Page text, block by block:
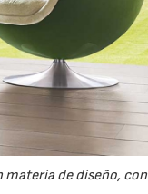
materia de diseño,